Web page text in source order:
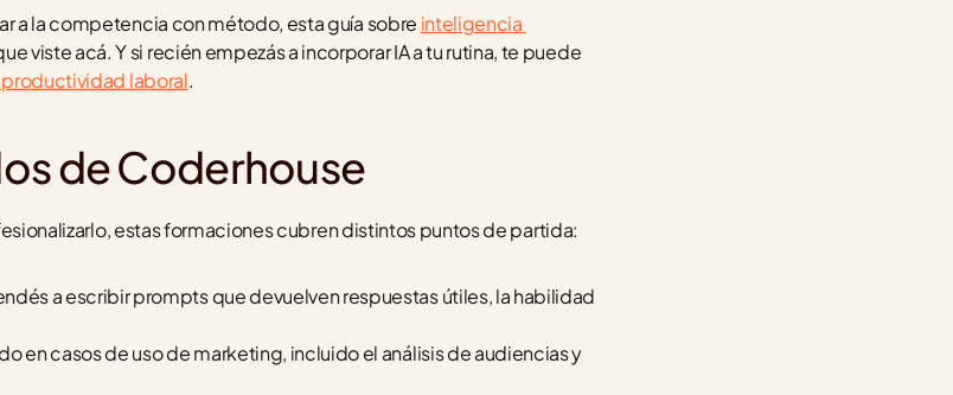
a la competencia con método, esta guía sobre inteligencia
viste acá. Y si recién empezás a incorporar IA a tu rutina, te puede
productividad laboral.
de Coderhouse
estas formaciones cubren distintos puntos de partida:
a escribir prompts que devuelven respuestas útiles, la habilidad
en casos de uso de marketing, incluido el análisis de audiencias y